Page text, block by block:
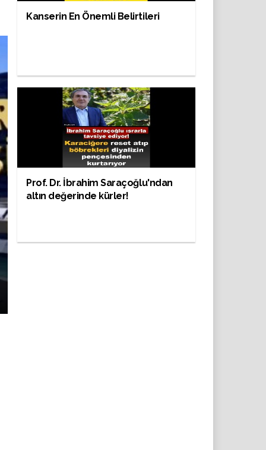
Kanserin En Önemli Belirtileri
Prof. Dr. İbrahim Saraçoğlu'ndan
altın değerinde kürler!